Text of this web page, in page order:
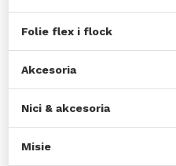
Folie flex i flock
Akcesoria
Nici & akcesoria
Misie